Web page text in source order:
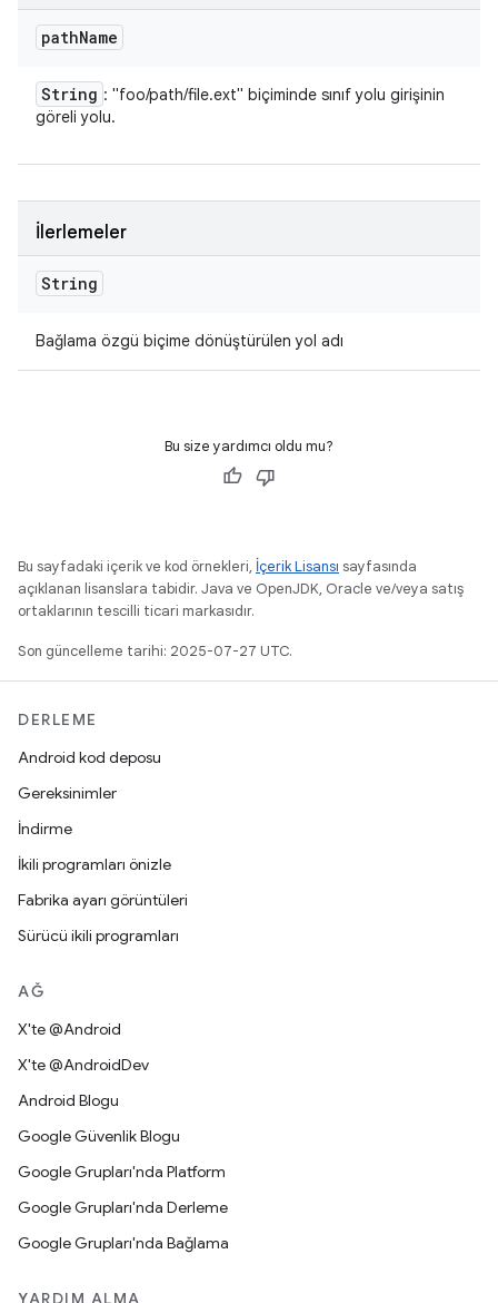
pathName
String : "foo/path/file.ext" biçiminde sınıf yolu girişinin
göreli yolu.
İlerlemeler
String
Bağlama özgü biçime dönüştürülen yol adı
Bu size yardımcı oldu mu?
Bu sayfadaki içerik ve kod örnekleri, İçerik Lisansı sayfasında
açıklanan lisanslara tabidir. Java ve OpenJDK, Oracle ve/veya satış
ortaklarının tescilli ticari markasıdır.
Son güncelleme tarihi: 2025-07-27 UTC.
DERLEME
Android kod deposu
Gereksinimler
İndirme
İkili programları önizle
Fabrika ayarı görüntüleri
Sürücü ikili programları
AĞ
X'te @Android
X'te @AndroidDev
Android Blogu
Google Güvenlik Blogu
Google Grupları'nda Platform
Google Grupları'nda Derleme
Google Grupları'nda Bağlama
YARDIM ALMA